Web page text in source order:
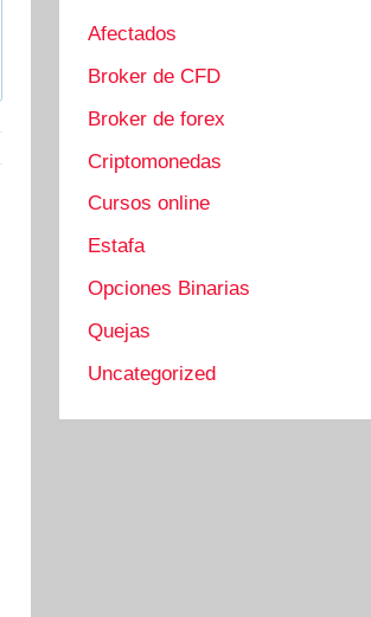
Afectados
Broker de CFD
Broker de forex
Criptomonedas
Cursos online
Estafa
Opciones Binarias
Quejas
Uncategorized